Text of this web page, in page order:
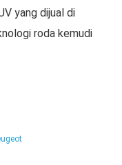
yang dijual di
roda kemudi